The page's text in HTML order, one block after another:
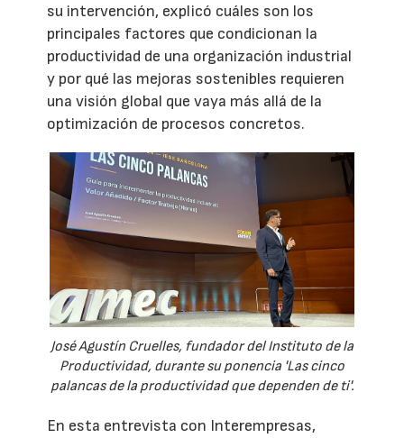
su intervención, explicó cuáles son los
principales factores que condicionan la
productividad de una organización industrial
y por qué las mejoras sostenibles requieren
una visión global que vaya más allá de la
optimización de procesos concretos.
José Agustín Cruelles, fundador del Instituto de la
Productividad, durante su ponencia 'Las cinco
palancas de la productividad que dependen de ti'.
En esta entrevista con Interempresas,